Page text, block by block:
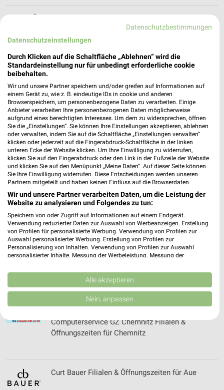
Öffnungszeiten für Bad Elster
City Apotheke Hohenstein-Ernstthal Filialen &
clensolar Filialen & Öffnungszeiten für Aue-Bad
Schlema
Clever Fit Filialen & Öffnungszeiten für Limbach-
Oberfrohna
Cloppenburg Filialen & Öffnungszeiten für
Altenburg / Windischleuba
Comazo Filialen & Öffnungszeiten für Chemnitz
Computerservice GZ Chemnitz Filialen &
Öffnungszeiten für Chemnitz
Curt Bauer Filialen & Öffnungszeiten für Aue
Datenschutzbestimmungen
Datenschutzeinstellungen
Durch Klicken auf die Schaltfläche „Ablehnen“ wird die
Standardeinstellung nur für unbedingt erforderliche cookie
beibehalten.
Wir und unsere Partner speichern und/oder greifen auf Informationen auf
einem Gerät zu, wie z. B. eindeutige IDs in cookie und anderen
Browserspeichern, um personenbezogene Daten zu verarbeiten. Einige
Anbieter verarbeiten Ihre personenbezogenen Daten möglicherweise
aufgrund eines berechtigten Interesses. Um dem zu widersprechen, öffnen
Sie die „Einstellungen“. Sie können Ihre Einstellungen akzeptieren, ablehnen
oder verwalten, indem Sie auf die Schaltfläche „Einstellungen verwalten“
klicken oder jederzeit auf die Fingerabdruck-Schaltfläche in der linken
unteren Ecke der Website klicken. Um Ihre Einwilligung zu widerrufen,
klicken Sie auf den Fingerabdruck oder den Link in der Fußzeile der Website
und klicken Sie auf den Menüpunkt „Meine Daten“. Auf dieser Seite können
Sie Ihre Einwilligung widerrufen. Diese Entscheidungen werden unseren
Partnern mitgeteilt und haben keinen Einfluss auf die Browserdaten.
Wir und unsere Partner verarbeiten Daten, um die Leistung der
Website zu analysieren und Folgendes zu tun:
Speichern von oder Zugriff auf Informationen auf einem Endgerät.
Verwendung reduzierter Daten zur Auswahl von Werbeanzeigen. Erstellung
von Profilen für personalisierte Werbung. Verwendung von Profilen zur
Auswahl personalisierter Werbung. Erstellung von Profilen zur
Personalisierung von Inhalten. Verwendung von Profilen zur Auswahl
personalisierter Inhalte. Messung der Werbeleistung. Messung der
Kombinationen von Daten aus verschiedenen Quellen. Entwicklung und
Verbesserung der Angebote. Verwendung reduzierter Daten zur Auswahl
von Inhalten.
Daten können außerhalb der Europäischen Union weitergegeben und in die
Website/App.
Partnerliste anzeigen (1 IAB-Anbieter)
Speichern von oder Zugriff auf Informationen
auf einem Endgerät
Alle akzeptieren
Nein, anpassen